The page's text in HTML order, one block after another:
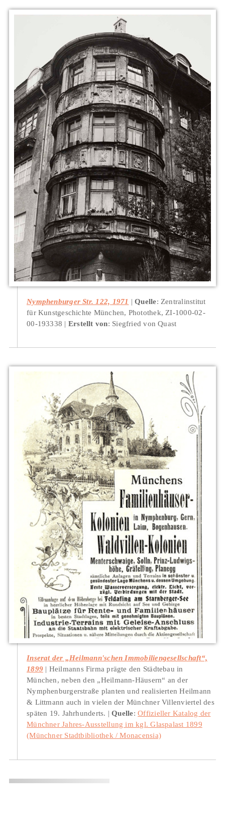
Nymphenburger Str. 122, 1971 Quelle: Zentralinstitut
für Kunstgeschichte München, Photothek, ZI-1000-02-
00-193338
Erstellt von: Siegfried von Quast
Inserat der „Heilmann'schen Immobiliengesellschaft“,
1899
Heilmanns Firma prägte den Städtebau in
München, neben den „Heilmann-Häusern“ an der
Nymphenburgerstraße planten und realisierten Heilmann
& Littmann auch in vielen der Münchner Villenviertel des
späten 19. Jahrhunderts.
Quelle:Offizieller Katalog der
Münchner Jahres-Ausstellung im kgl. Glaspalast 1899
(Münchner Stadtbibliothek / Monacensia)